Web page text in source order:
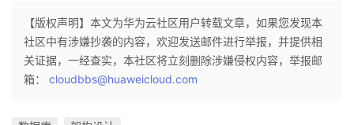
藏
【版权声明】本文为华为云社区用户转载文章，如果您发现本
社区中有涉嫌抄袭的内容，欢迎发送邮件进行举报，并提供相
关证据，一经查实，本社区将立刻删除涉嫌侵权内容，举报邮
箱： cloudbbs@huaweicloud.com